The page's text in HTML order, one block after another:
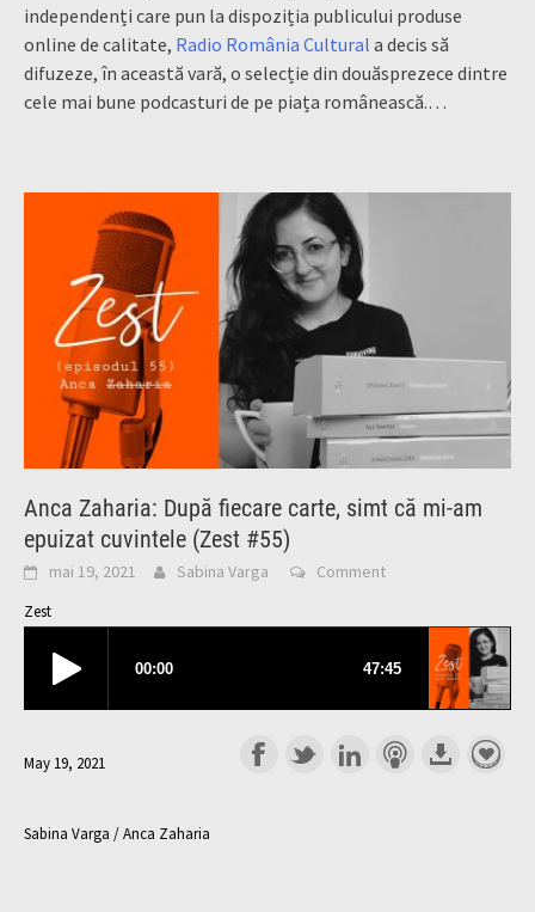
independenți care pun la dispoziția publicului produse
online de calitate, Radio România Cultural a decis să
difuzeze, în această vară, o selecție din douăsprezece dintre
cele mai bune podcasturi de pe piața românească.…
Anca Zaharia: După fiecare carte, simt că mi-am
epuizat cuvintele (Zest #55)
mai 19, 2021 Sabina Varga Comment
Zest
May 19, 2021
Sabina Varga / Anca Zaharia